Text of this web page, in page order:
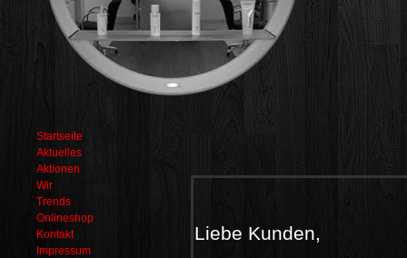
Startseite
Aktuelles
Aktionen
Wir
Trends
Onlineshop
Kontakt
Impressum
Liebe Kunden,